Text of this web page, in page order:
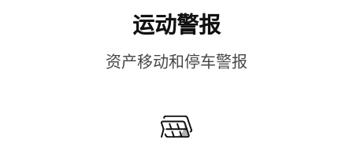
运动警报
资产移动和停车警报